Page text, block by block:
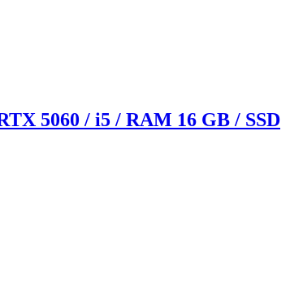
5060 / i5 / RAM 16 GB / SSD